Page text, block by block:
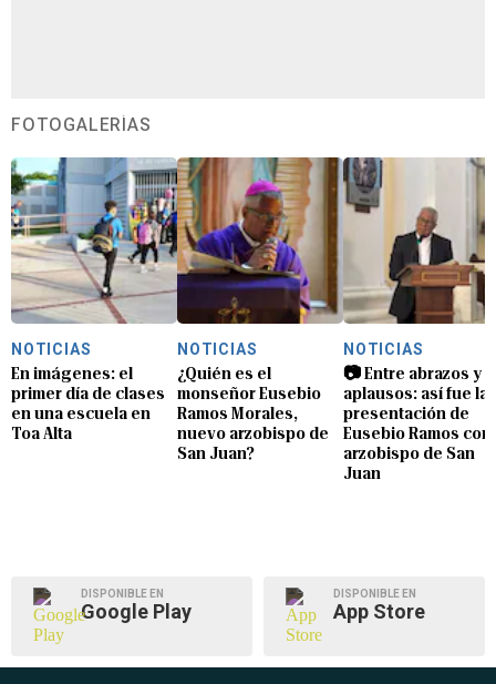
FOTOGALERÍAS
NOTICIAS
En imágenes: el
primer día de clases
en una escuela en
Toa Alta
NOTICIAS
¿Quién es el
monseñor Eusebio
Ramos Morales,
nuevo arzobispo de
San Juan?
NOTICIAS
📷 Entre abrazos y
aplausos: así fue la
presentación de
Eusebio Ramos
arzobispo de San
Juan
DISPONIBLE EN
Google Play
DISPONIBLE EN
App Store